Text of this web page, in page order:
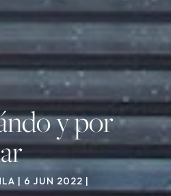
y por
| 6 JUN 2022 |